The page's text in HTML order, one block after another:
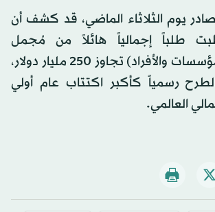
يوم الثلاثاء الماضي، قد كشف أن
طلباً إجمالياً هائلاً من مُجمل
المستثمرين (المؤسسات والأفراد) تجاوز 250 مليار دولار،
رسمياً كأكبر اكتتاب عام أولي
العالمي.